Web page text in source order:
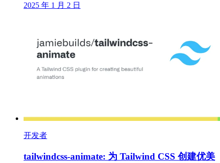
2025 年 1 月 2 日
开发者
tailwindcss-animate: 为 Tailwind CSS 创建优美